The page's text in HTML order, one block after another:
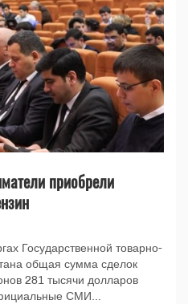
приобрели
Государственной товарно-
общая сумма сделок
281 тысячи долларов
СМИ...